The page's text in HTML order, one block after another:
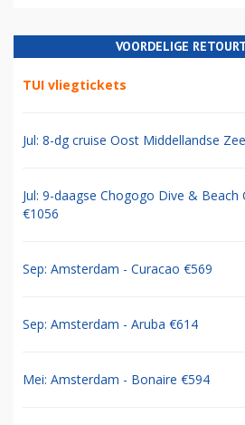
VOORDELIGE
TUI vliegtickets
Jul: 8-dg cruise Oost Middellandse
Jul: 9-daagse Chogogo Dive & Beach
€1056
Sep: Amsterdam - Curacao €569
Sep: Amsterdam - Aruba €614
Mei: Amsterdam - Bonaire €594